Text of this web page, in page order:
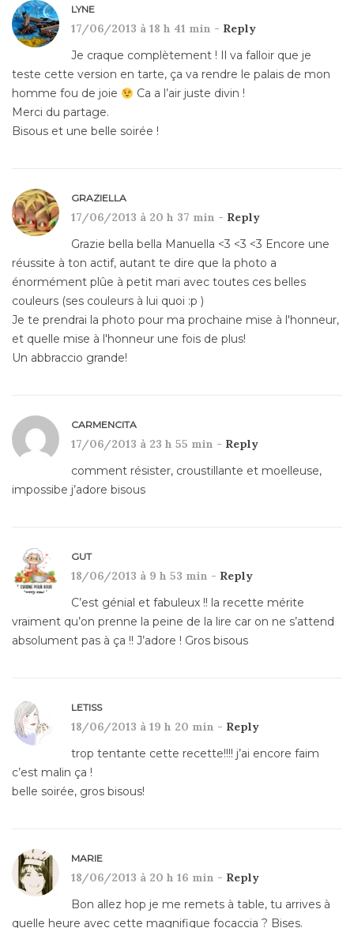
LYNE
17/06/2013 à 18 h 41 min - Reply
Je craque complètement ! Il va falloir que je
teste cette version en tarte, ça va rendre le palais de mon
homme fou de joie
Ca a l’air juste divin !
Merci du partage.
Bisous et une belle soirée !
GRAZIELLA
17/06/2013 à 20 h 37 min - Reply
Grazie bella bella Manuella <3 <3 <3 Encore une
réussite à ton actif, autant te dire que la photo a
énormément plûe à petit mari avec toutes ces belles
couleurs (ses couleurs à lui quoi :p )
Je te prendrai la photo pour ma prochaine mise à l'honneur,
et quelle mise à l'honneur une fois de plus!
Un abbraccio grande!
CARMENCITA
17/06/2013 à 23 h 55 min - Reply
comment résister, croustillante et moelleuse,
impossibe j’adore bisous
GUT
18/06/2013 à 9 h 53 min - Reply
C’est génial et fabuleux !! la recette mérite
vraiment qu’on prenne la peine de la lire car on ne s’attend
absolument pas à ça !! J’adore ! Gros bisous
LETISS
18/06/2013 à 19 h 20 min - Reply
trop tentante cette recette!!!! j’ai encore faim
c’est malin ça !
belle soirée, gros bisous!
MARIE
18/06/2013 à 20 h 16 min - Reply
Bon allez hop je me remets à table, tu arrives à
quelle heure avec cette magnifique focaccia ? Bises.